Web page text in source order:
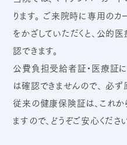
ります。 ご来院時に専用のカ
をかざしていただくと、公
認できます。
公費負担受給者証・医療証に
は確認できませんので、 必ず
従来の健康保険証は、これ
ますので、どうぞご安心くださ